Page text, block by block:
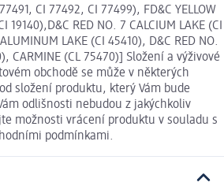
CI 77492, CI 77499), FD&C YELLOW
19140),D&C RED NO. 7 CALCIUM LAKE (CI
LAKE (CI 45410), D&C RED NO.
CARMINE (CL 75470)] Složení a výživové
obchodě se může v některých
složení produktu, který Vám bude
odlišnosti nebudou z jakýchkoliv
možnosti vrácení produktu v souladu s
podmínkami.